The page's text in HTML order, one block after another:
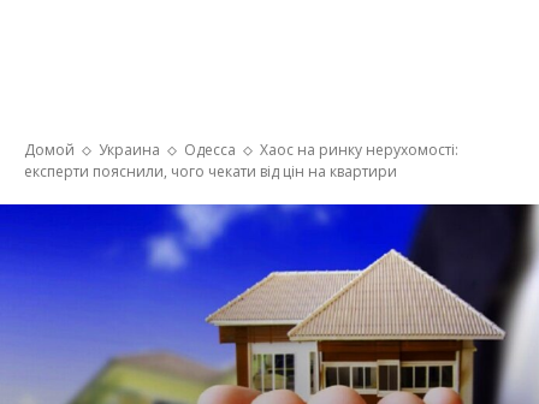
Домой Украина Одесса
Хаос на ринку нерухомості:
експерти пояснили, чого чекати від цін на квартири